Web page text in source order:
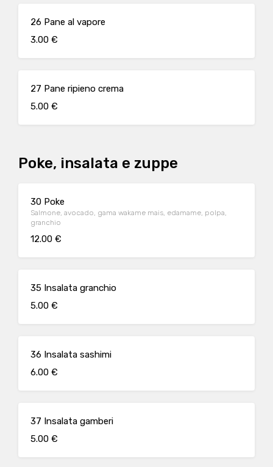
26 Pane al vapore
3.00 €
27 Pane ripieno crema
5.00 €
Poke, insalata e zuppe
30 Poke
Salmone, avocado, gama wakame mais, edamame, polpa,
granchio
12.00 €
35 Insalata granchio
5.00 €
36 Insalata sashimi
6.00 €
37 Insalata gamberi
5.00 €